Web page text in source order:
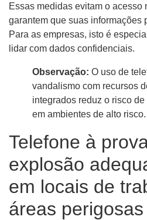
Essas medidas evitam o acesso
garantem que suas informações
Para as empresas, isto é
lidar com dados confidenciais.
Observação: O uso de
vandalismo com recursos
integrados reduz o risco
em ambientes de alto risco.
Telefone à
explosão
em locais de
áreas perigosas